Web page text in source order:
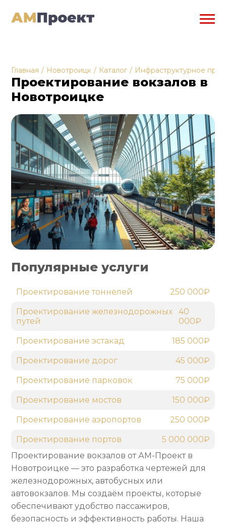
Главная / Новотроицк / Каталог / Инфраструктурное
Проектирование вокзалов в
Новотроицке
Проектирование вокзалов от АМ-Проект в
Новотроицке — это разработка чертежей для
железнодорожных, автобусных или
автовокзалов. Мы создаём проекты, которые
обеспечивают удобство пассажиров,
безопасность и эффективность работы. Наша
Популярные услуги
Проектирование тоннелей 250 000₽
Проектирование железнодорожных
путей
40
000₽
Проектирование эстакад 185 000₽
Проектирование дорог 45 000₽
Проектирование парковок 75 000₽
Проектирование мостов 150 000₽
Проектирование аэропортов 250 000₽
Проектирование портов 5 000 000₽